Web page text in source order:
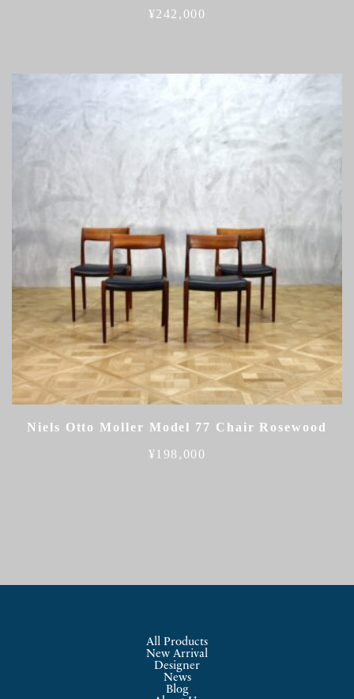
¥242,000
Niels Otto Moller Model 77 Chair Rosewood
¥198,000
All Products
New Arrival
Designer
News
Blog